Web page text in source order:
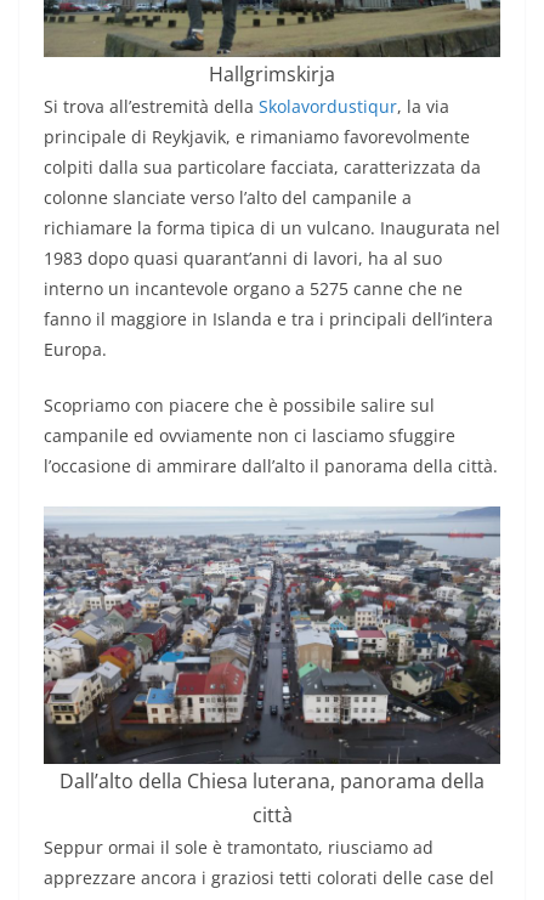
Hallgrimskirja
Si trova all’estremità della Skolavordustiqur, la via
principale di Reykjavik, e rimaniamo favorevolmente
colpiti dalla sua particolare facciata, caratterizzata da
colonne slanciate verso l’alto del campanile a
richiamare la forma tipica di un vulcano. Inaugurata nel
1983 dopo quasi quarant’anni di lavori, ha al suo
interno un incantevole organo a 5275 canne che ne
fanno il maggiore in Islanda e tra i principali dell’intera
Europa.
Scopriamo con piacere che è possibile salire sul
campanile ed ovviamente non ci lasciamo sfuggire
l’occasione di ammirare dall’alto il panorama della città.
Dall’alto della Chiesa luterana, panorama della
città
Seppur ormai il sole è tramontato, riusciamo ad
apprezzare ancora i graziosi tetti colorati delle case del